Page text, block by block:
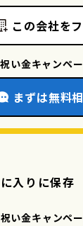
この会社を
い金キャンペ
まずは無料
入りに保存
い金キャンペ